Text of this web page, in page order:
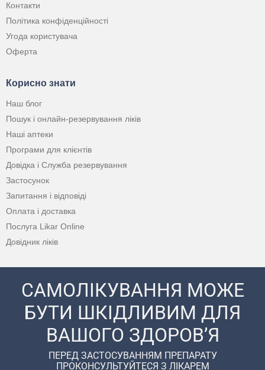
Контакти
Політика конфіденційності
Угода користувача
Оферта
Корисно знати
Наш блог
Пошук і онлайн-резервування ліків
Наші аптеки
Програми для клієнтів
Довідка і Служба резервування
Застосунок
Запитання і відповіді
Оплата і доставка
Послуга Likar Online
Довідник ліків
САМОЛІКУВАННЯ МОЖЕ
БУТИ ШКІДЛИВИМ ДЛЯ
ВАШОГО ЗДОРОВ’Я
ПЕРЕД ЗАСТОСУВАННЯМ ПРЕПАРАТУ
ПРОКОНСУЛЬТУЙТЕСЯ З ЛІКАРЕМ